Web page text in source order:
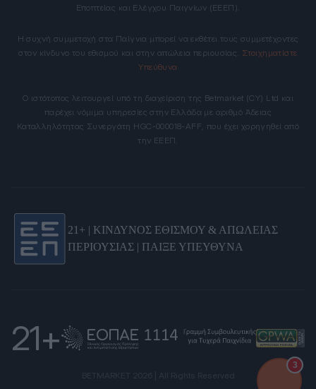
Εποπτείας και Ελέγχου Παιγνίων (ΕΕΕΠ).
Η συχνή συμμετοχή στα Παίγνια μπορεί να εκθέτει τους συμμετέχοντες
στον κίνδυνο του εθισμού και στην απώλεια περιουσίας. Στοιχηματίστε
Υπεύθυνα
Ο ιστότοπος λειτουργεί υπό τη διαχείριση της Betmarket (CY) Ltd και
παρέχει νόμιμα υπηρεσίες στην Ελλάδα με αριθμό Άδειας
Καταλληλότητας Συνεργάτη HGC-000018-AFF, που έχει χορηγηθεί από
την ΕΕΕΠ.
21+ | ΚΙΝΔΥΝΟΣ ΕΘΙΣΜΟΥ & ΑΠΩΛΕΙΑΣ
ΠΕΡΙΟΥΣΙΑΣ | ΠΑΙΞΕ ΥΠΕΥΘΥΝΑ
21+
3